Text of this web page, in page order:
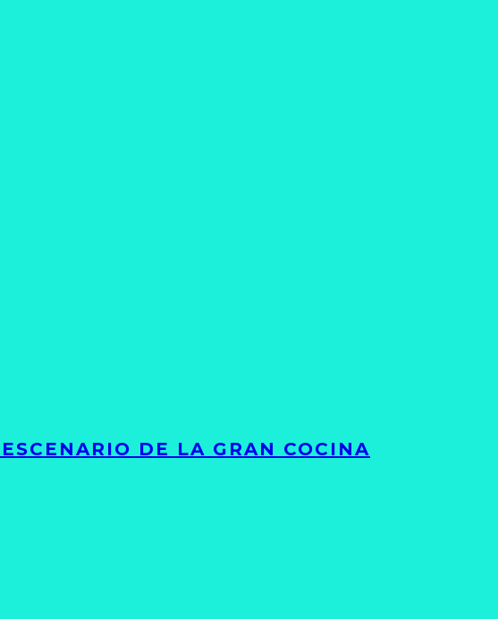
DE LA GRAN COCINA